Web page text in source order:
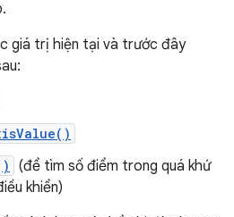
giá trị hiện tại và trước đây
(để tìm số điểm trong quá khứ
khiển)